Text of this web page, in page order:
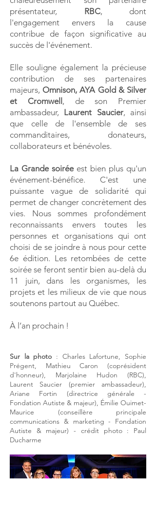
présentateur,
RBC, dont
l'engagement envers la cause
contribue de façon significative au
succès de l'événement.
Elle souligne également la précieuse
contribution de ses partenaires
majeurs, Omnison, AYA Gold & Silver
et Cromwell , de son Premier
ambassadeur, Laurent Saucier, ainsi
que celle de l'ensemble de ses
commanditaires, donateurs,
collaborateurs et bénévoles.
La Grande soiréeest bien plus qu'un
événement-bénéfice. C'est une
puissante vague de solidarité qui
permet de changer concrètement des
vies. Nous sommes profondément
reconnaissants envers toutes les
personnes et organisations qui ont
choisi de se joindre à nous pour cette
6e édition. Les retombées de cette
soirée se feront sentir bien au-delà du
11 juin, dans les organismes, les
projets et les milieux de vie que nous
soutenons partout au Québec.
À l’an prochain !
Sur la photo : Charles Lafortune, Sophie
Prégent, Mathieu Caron (coprésident
d'honneur), Marjolaine Hudon (RBC),
Laurent Saucier (premier ambassadeur),
Ariane Fortin (directrice générale -
Fondation Autiste & majeur), Émilie Ouimet-
Maurice (conseillère principale
communications & marketing - Fondation
Autiste & majeur) - crédit photo : Paul
Ducharme